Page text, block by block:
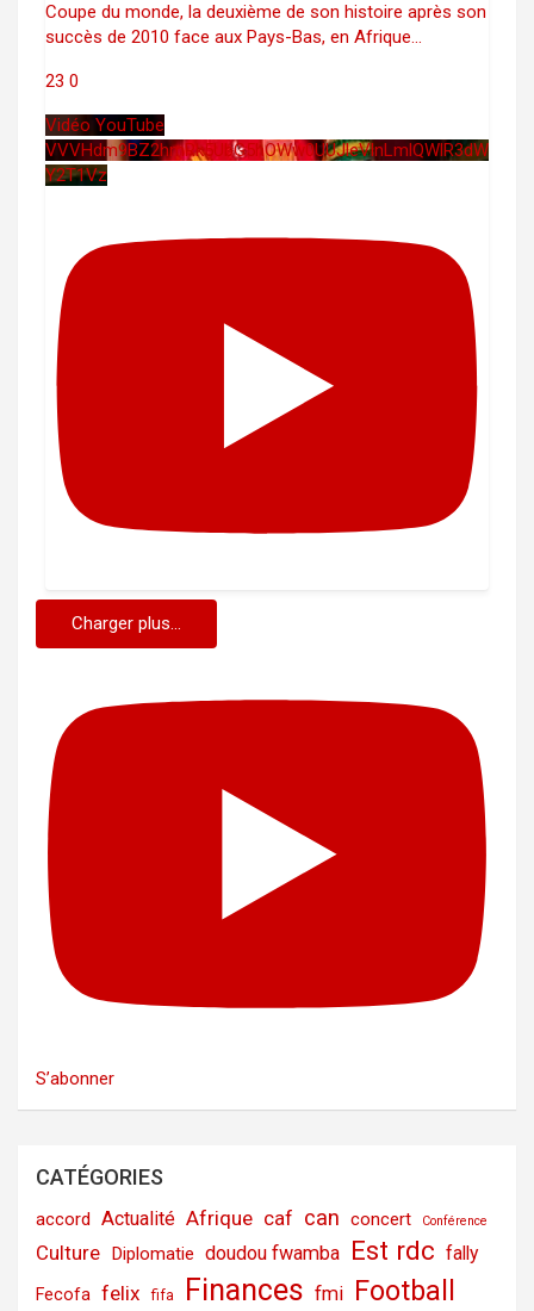
Coupe du monde, la deuxième de son histoire après son
succès de 2010 face aux Pays-Bas, en Afrique...
23 0
Vidéo YouTube
VVVHdm9BZ2hmRk5UbG5hOWw0UUJleVlnLmlQWlR3dW
Y2T1Vz
Charger plus...
S’abonner
CATÉGORIES
accord Actualité Afrique caf can concert Conférence
Culture Diplomatie doudou fwamba Est rdc fally
Fecofa felix fifa Finances fmi Football